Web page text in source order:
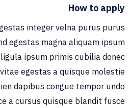
How to apply
integer velna purus purus
egestas magna aliquam ipsum
ipsum primis cubilia donec
egestas a quisque molestie
dapibus congue tempor undo
a cursus quisque blandit fusce.